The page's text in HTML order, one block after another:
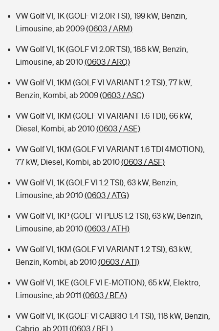
VW Golf VI, 1K (GOLF VI 2.0R TSI), 199 kW, Benzin,
Limousine, ab 2009(0603 / ARM)
VW Golf VI, 1K (GOLF VI 2.0R TSI), 188 kW, Benzin,
Limousine, ab 2010(0603 / ARQ)
VW Golf VI, 1KM (GOLF VI VARIANT 1.2 TSI), 77 kW,
Benzin, Kombi, ab 2009(0603 / ASC)
VW Golf VI, 1KM (GOLF VI VARIANT 1.6 TDI), 66 kW,
Diesel, Kombi, ab 2010(0603 / ASE)
VW Golf VI, 1KM (GOLF VI VARIANT 1.6 TDI 4MOTION),
77 kW, Diesel, Kombi, ab 2010(0603 / ASF)
VW Golf VI, 1K (GOLF VI 1.2 TSI), 63 kW, Benzin,
Limousine, ab 2010(0603 / ATG)
VW Golf VI, 1KP (GOLF VI PLUS 1.2 TSI), 63 kW, Benzin,
Limousine, ab 2010(0603 / ATH)
VW Golf VI, 1KM (GOLF VI VARIANT 1.2 TSI), 63 kW,
Benzin, Kombi, ab 2010(0603 / ATI)
VW Golf VI, 1KE (GOLF VI E-MOTION), 65 kW, Elektro,
Limousine, ab 2011 (0603 / BEA)
VW Golf VI, 1K (GOLF VI CABRIO 1.4 TSI), 118 kW, Benzin,
Cabrio, ab 2011 (0603 / BEL)